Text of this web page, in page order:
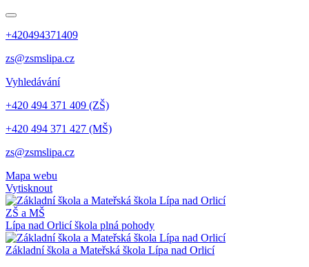
+420494371409
zs@zsmslipa.cz
Vyhledávání
+420 494 371 409 (ZŠ)
+420 494 371 427 (MŠ)
zs@zsmslipa.cz
Mapa webu
Vytisknout
ZŠ a MŠ
Lípa nad Orlicíškola plná pohody
Základní škola a Mateřská škola Lípa nad Orlicí